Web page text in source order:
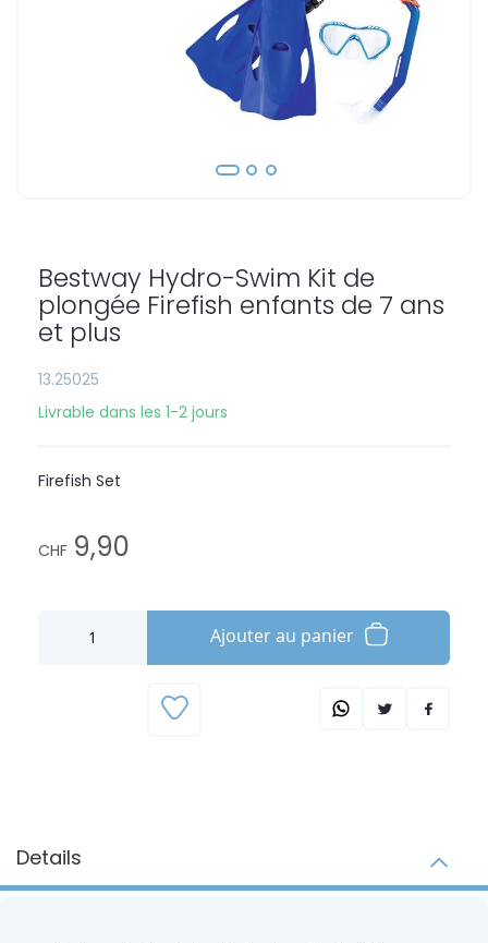
Bestway Hydro-Swim Kit de
plongée Firefish enfants de 7 ans
et plus
13.25025
Livrable dans les 1-2 jours
Firefish Set
CHF 9,90
Ajouter au panier
beginning
the
images
Details